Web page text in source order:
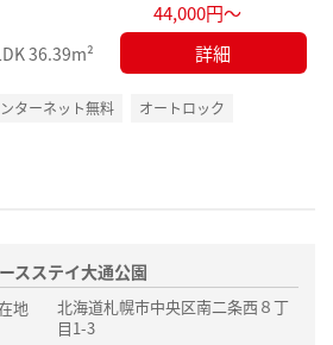
44,000円～
36.39m² 詳細
ターネット無料
オートロック
スステイ大通公園
地
北海道札幌市中央区南二条西８丁
目1-3